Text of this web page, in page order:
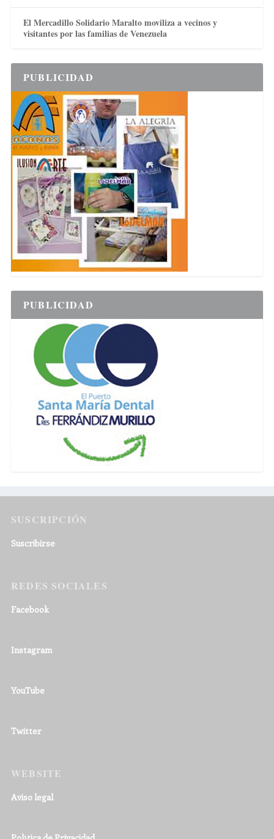
El Mercadillo Solidario Maralto moviliza a vecinos y
visitantes por las familias de Venezuela
PUBLICIDAD
PUBLICIDAD
SUSCRIPCIÓN
Suscribirse
REDES SOCIALES
Facebook
Instagram
YouTube
Twitter
WEBSITE
Aviso legal